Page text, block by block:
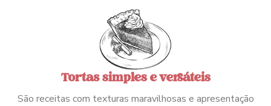
Tortas simples e versáteis
São receitas com texturas maravilhosas e apresentação